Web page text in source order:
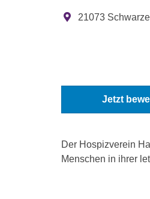
21073
Jetzt
Der Hospizverein
Menschen in ihrer